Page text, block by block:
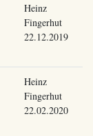
Heinz
Fingerhut
22.12.2019
Heinz
Fingerhut
22.02.2020